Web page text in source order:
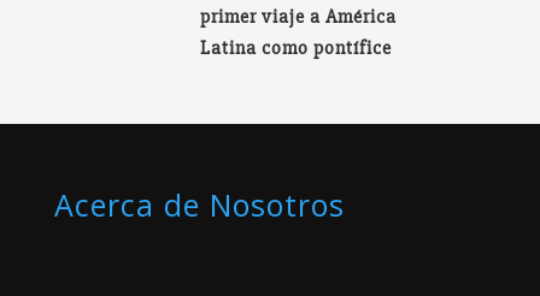
primer viaje a América
Latina como pontífice
Acerca de Nosotros